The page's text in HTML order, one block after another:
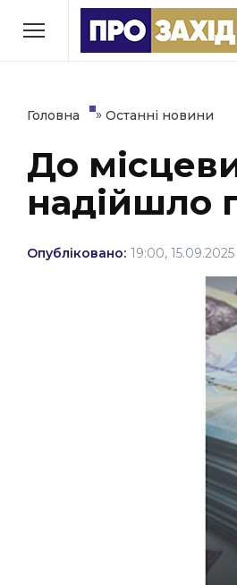
РУБРИКИ
Економіка
Політика
Втрачений Ужгород
(відеоверсія)
ЗАКАРПАТСЬКІ
НОВИНИ
Головна » Останні новини
До
надійшло
Опубліковано: 19:00, 15.09.2025